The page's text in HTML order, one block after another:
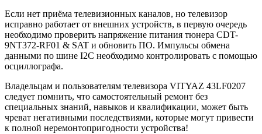
Если нет приёма телевизионных каналов, но телевизор
исправно работает от внешних устройств, в первую очередь
необходимо проверить напряжение питания тюнера CDT-
9NT372-RF01 & SAT и обновить ПО. Импульсы обмена
данными по шине I2C необходимо контролировать с помощью
осциллографа.
Владельцам и пользователям телевизора VITYAZ 43LF0207
следует помнить, что самостоятельный ремонт без
специальных знаний, навыков и квалификации, может быть
чреват негативными последствиями, которые могут привести
к полной неремонтопригодности устройства!